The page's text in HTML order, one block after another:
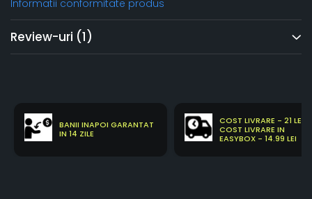
Informatii conformitate produs
Review-uri (1)
BANII INAPOI GARANTAT
IN 14 ZILE
COST LIVRARE - 21 LEI
COST LIVRARE IN
EASYBOX - 14.99 LEI